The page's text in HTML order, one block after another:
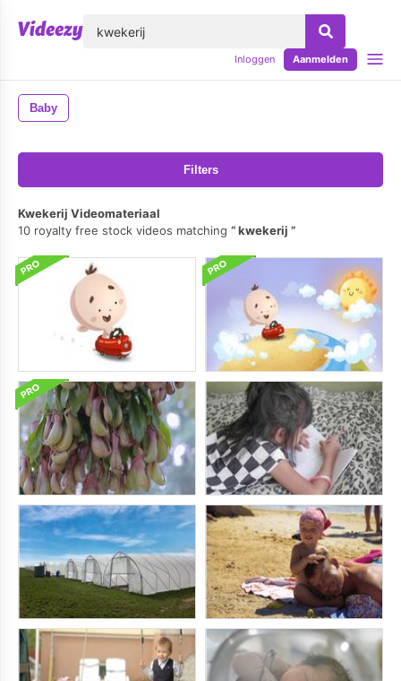
Inloggen Aanmelden
Baby
Filters
Kwekerij Videomateriaal
10 royalty free stock videos matching
kwekerij